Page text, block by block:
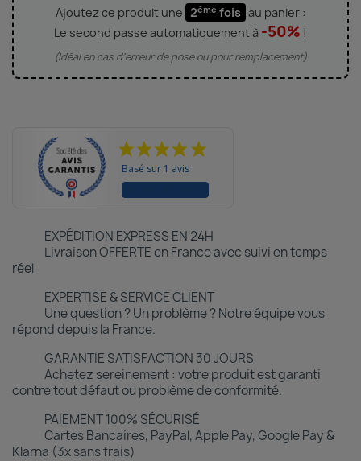
Ajoutez ce produit une 2ème fois au panier :
Le second passe automatiquement à -50% !
(Idéal en cas d'erreur de pose ou pour remplacement)
Basé sur 1 avis
EXPÉDITION EXPRESS EN 24H
Livraison OFFERTE en France avec suivi en temps
réel
EXPERTISE & SERVICE CLIENT
Une question ? Un problème ? Notre équipe vous
répond depuis la France.
GARANTIE SATISFACTION 30 JOURS
Achetez sereinement : votre produit est garanti
contre tout défaut ou problème de conformité.
PAIEMENT 100% SÉCURISÉ
Cartes Bancaires, PayPal, Apple Pay, Google Pay &
Klarna (3x sans frais)